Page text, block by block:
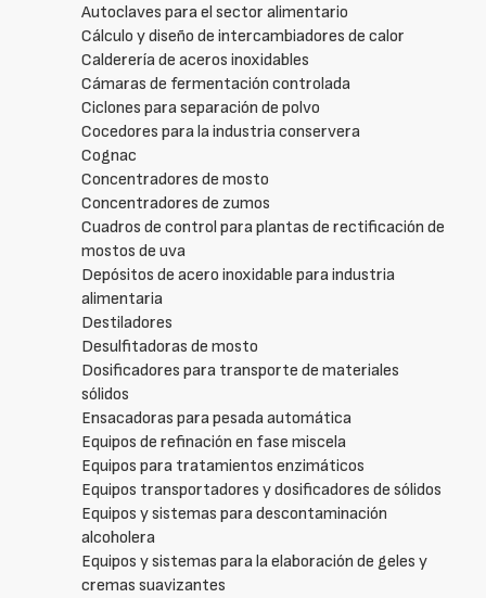
Autoclaves para el sector alimentario
Cálculo y diseño de intercambiadores de calor
Calderería de aceros inoxidables
Cámaras de fermentación controlada
Ciclones para separación de polvo
Cocedores para la industria conservera
Cognac
Concentradores de mosto
Concentradores de zumos
Cuadros de control para plantas de rectificación de
mostos de uva
Depósitos de acero inoxidable para industria
alimentaria
Destiladores
Desulfitadoras de mosto
Dosificadores para transporte de materiales
sólidos
Ensacadoras para pesada automática
Equipos de refinación en fase miscela
Equipos para tratamientos enzimáticos
Equipos transportadores y dosificadores de sólidos
Equipos y sistemas para descontaminación
alcoholera
Equipos y sistemas para la elaboración de geles y
cremas suavizantes